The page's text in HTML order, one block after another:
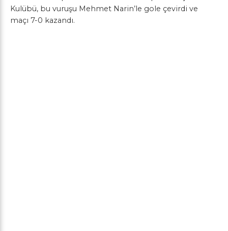
Kulübü, bu vuruşu Mehmet Narin’le gole çevirdi ve
maçı 7-0 kazandı.